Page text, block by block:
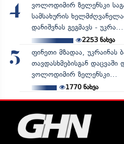
4
ვოლოდიმირ ზელენსკი
სამსახურის
დანიშვნას გეგმავს - უკრა...
2253ნახვა
5
ფინეთი მზადაა, უკრაინას
თავდასხმებისგან დაცვაში
ვოლოდიმირ ზელენსკი...
1770ნახვა